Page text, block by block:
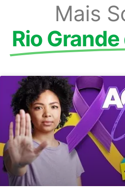
Mais
Rio